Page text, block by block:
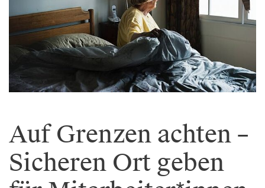
Auf Grenzen achten –
Sicheren Ort geben